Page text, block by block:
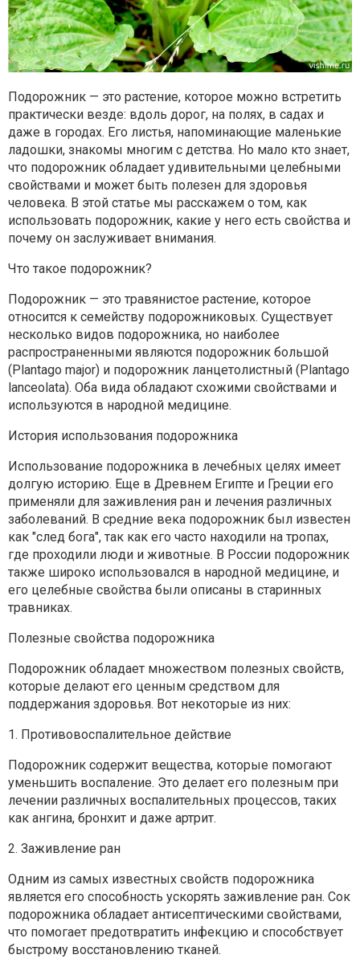
Подорожник — это растение, которое можно встретить
практически везде: вдоль дорог, на полях, в садах и
даже в городах. Его листья, напоминающие маленькие
ладошки, знакомы многим с детства. Но мало кто знает,
что подорожник обладает удивительными целебными
свойствами и может быть полезен для здоровья
человека. В этой статье мы расскажем о том, как
использовать подорожник, какие у него есть свойства и
почему он заслуживает внимания.
Что такое подорожник?
Подорожник — это травянистое растение, которое
относится к семейству подорожниковых. Существует
несколько видов подорожника, но наиболее
распространенными являются подорожник большой
(Plantago major) и подорожник ланцетолистный (Plantago
lanceolata). Оба вида обладают схожими свойствами и
используются в народной медицине.
История использования подорожника
Использование подорожника в лечебных целях имеет
долгую историю. Еще в Древнем Египте и Греции его
применяли для заживления ран и лечения различных
заболеваний. В средние века подорожник был известен
как "след бога", так как его часто находили на тропах,
где проходили люди и животные. В России подорожник
также широко использовался в народной медицине, и
его целебные свойства были описаны в старинных
травниках.
Полезные свойства подорожника
Подорожник обладает множеством полезных свойств,
которые делают его ценным средством для
поддержания здоровья. Вот некоторые из них:
1. Противовоспалительное действие
Подорожник содержит вещества, которые помогают
уменьшить воспаление. Это делает его полезным при
лечении различных воспалительных процессов, таких
как ангина, бронхит и даже артрит.
2. Заживление ран
Одним из самых известных свойств подорожника
является его способность ускорять заживление ран. Сок
подорожника обладает антисептическими свойствами,
что помогает предотвратить инфекцию и способствует
быстрому восстановлению тканей.